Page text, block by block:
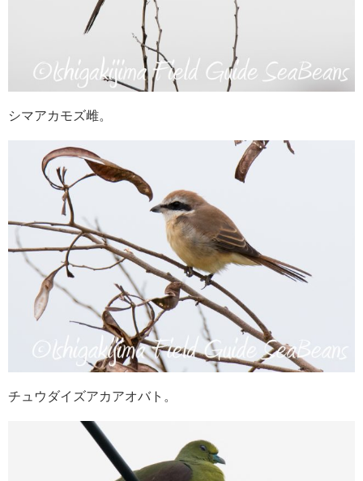
シマアカモズ雌。
チュウダイズアカアオバト。